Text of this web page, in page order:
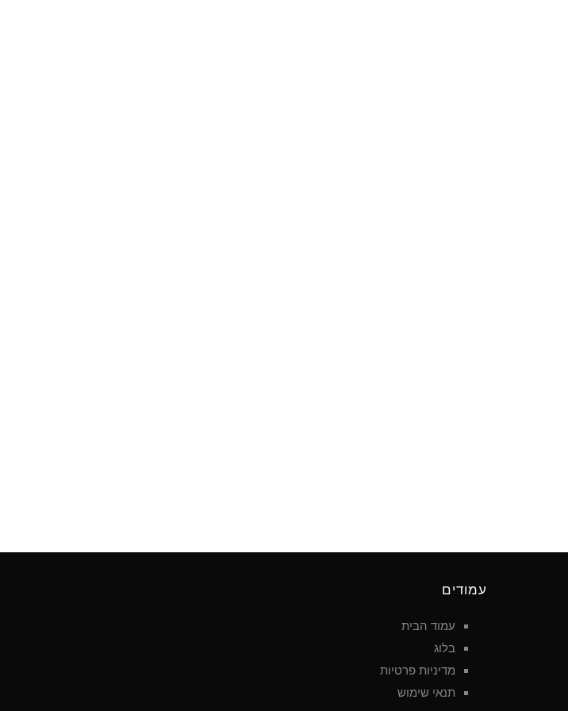
עמודים
עמוד הבית
בלוג
מדיניות פרטיות
תנאי שימוש